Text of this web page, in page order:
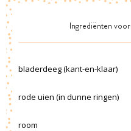
Ingrediënten voor
bladerdeeg (kant-en-klaar)
rode uien (in dunne ringen)
room